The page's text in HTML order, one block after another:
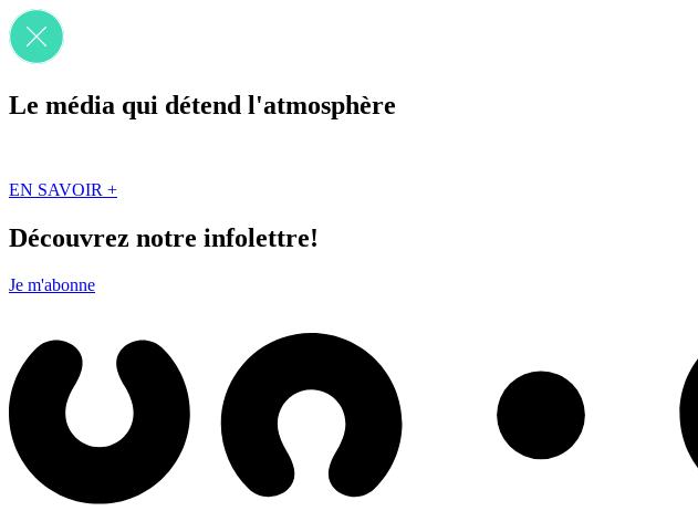
Le média qui détend l'atmosphère
EN SAVOIR +
Découvrez notre infolettre!
Je m'abonne